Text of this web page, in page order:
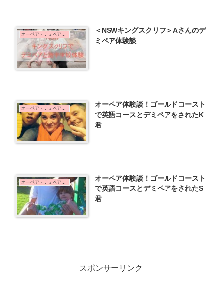
オーペア・デミペア体験談
＜NSWキングスクリフ＞Aさんのデ
ミペア体験談
オーペア・デミペア体験談
オーペア体験談！ゴールドコースト
で英語コースとデミペアをされたK
君
オーペア・デミペア体験談
オーペア体験談！ゴールドコースト
で英語コースとデミペアをされたS
君
スポンサーリンク